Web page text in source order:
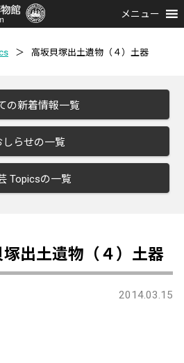
メニュー
＞ 高坂貝塚出土遺物（４）土器
の新着情報一覧
しらせの一覧
Topicsの一覧
塚出土遺物（４）土器
2014.03.15